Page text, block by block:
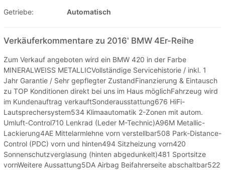
Getriebe:
Automatisch
Verkäuferkommentare zu 2016' BMW 4Er-Reihe
Zum Verkauf angeboten wird ein BMW 420 in der Farbe
MINERALWEISS METALLICVollständige Servicehistorie / inkl. 1
Jahr Garantie / Sehr gepflegter ZustandFinanzierung & Eintausch
zu TOP Konditionen direkt bei uns im Haus möglichFahrzeug wird
im Kundenauftrag verkauftSonderausstattung676 HiFi-
Lautsprechersystem534 Klimaautomatik 2-Zonen mit autom.
Umluft-Control710 Lenkrad (Leder M-Technic)A96M Metallic-
Lackierung4AE Mittelarmlehne vorn verstellbar508 Park-Distance-
Control (PDC) vorn und hinten494 Sitzheizung vorn420
Sonnenschutzverglasung (hinten abgedunkelt)481 Sportsitze
vornWeitere Aussattung5DA Airbag Beifahrerseite abschaltbar522